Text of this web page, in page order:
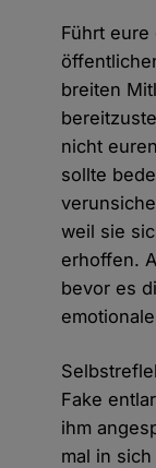
Führt
breiten
nicht
sollte
weil sie
erhoffen.
bevor es
Fake
ihm
mal in